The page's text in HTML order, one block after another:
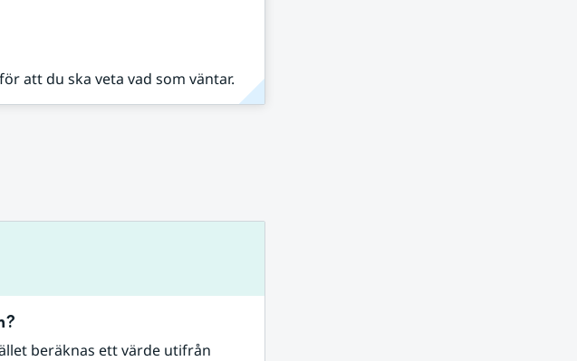
att du ska veta vad som väntar.
beräknas ett värde utifrån